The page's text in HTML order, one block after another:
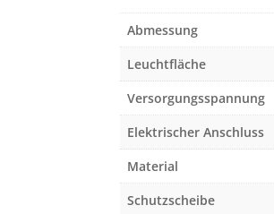
Abmessung
Leuchtfläche
Versorgungsspannung
Elektrischer Anschluss
Material
Schutzscheibe